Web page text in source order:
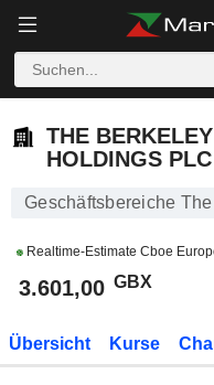
THE
HOLDINGS PLC
Geschäftsbereiche
Realtime-Estimate Cboe
3.601,00 GBX
Übersicht Kurse